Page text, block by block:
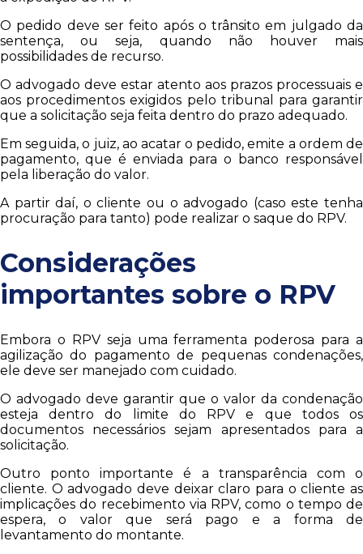
O pedido deve ser feito após o trânsito em julgado da
sentença, ou seja, quando não houver mais
possibilidades de recurso.
O advogado deve estar atento aos prazos processuais e
aos procedimentos exigidos pelo tribunal para garantir
que a solicitação seja feita dentro do prazo adequado.
Em seguida, o juiz, ao acatar o pedido, emite a ordem de
pagamento, que é enviada para o banco responsável
pela liberação do valor.
A partir daí, o cliente ou o advogado (caso este tenha
procuração para tanto) pode realizar o saque do RPV.
Considerações
importantes sobre o RPV
Embora o RPV seja uma ferramenta poderosa para a
agilização do pagamento de pequenas condenações,
ele deve ser manejado com cuidado.
O advogado deve garantir que o valor da condenação
esteja dentro do limite do RPV e que todos os
documentos necessários sejam apresentados para a
solicitação.
Outro ponto importante é a transparência com o
cliente. O advogado deve deixar claro para o cliente as
implicações do recebimento via RPV, como o tempo de
espera, o valor que será pago e a forma de
levantamento do montante.